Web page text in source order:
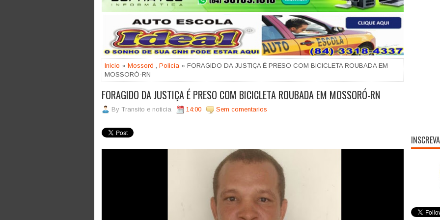
Inicio » Mossoró Policia » FORAGIDO DA JUSTIÇA É PRESO COM BICICLETA ROUBADA EM
MOSSORÓ-RN
FORAGIDO DA JUSTIÇA É PRESO COM BICICLETA ROUBADA EM MOSSORÓ-RN
By Transito e noticia 14:00 Sem comentarios